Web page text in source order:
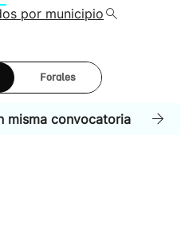
por municipio
Forales
misma convocatoria